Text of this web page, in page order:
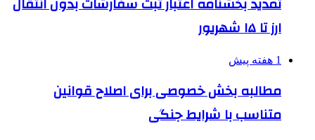
ارز تا ۱۵ شهریور
1 هفته پیش
مطالبه بخش خصوصی برای اصلاح قوانین
متناسب با شرایط جنگی